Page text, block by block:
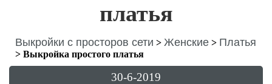
платья
Выкройки с просторов сети > Женские > Платья
> Выкройка простого платья
30-6-2019